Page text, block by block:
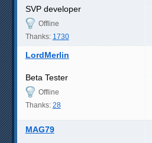
SVP developer
Offline
Thanks: 1730
LordMerlin
Beta Tester
Offline
Thanks: 28
MAG79